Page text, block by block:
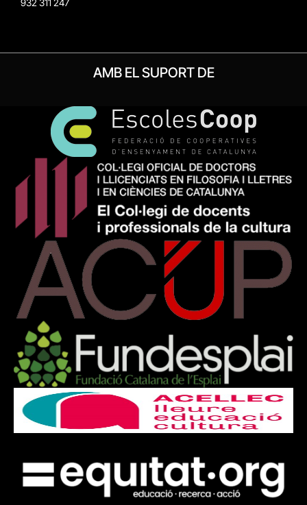
AMB EL SUPORT DE